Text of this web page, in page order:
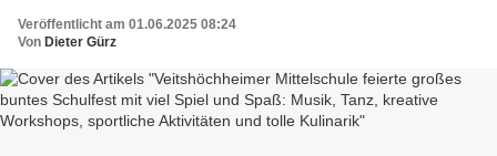
und tolle Kulinarik
Veröffentlicht am 01.06.2025 08:24
Von Dieter Gürz